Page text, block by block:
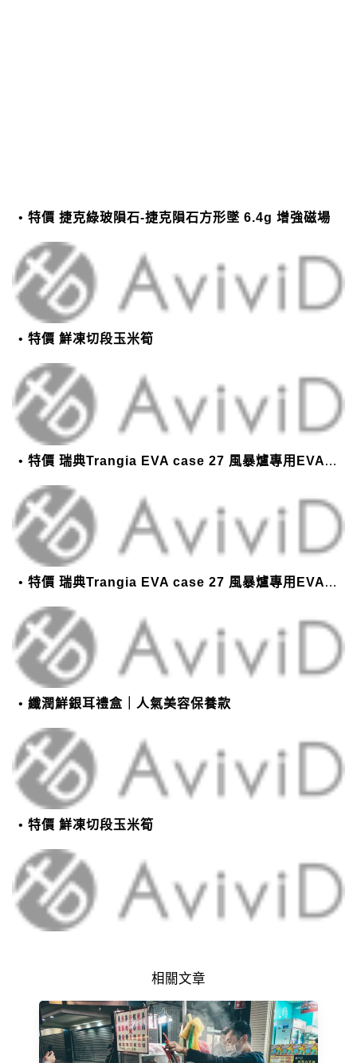
特價 捷克綠玻隕石-捷克隕石方形墜 6.4g 增強磁場
特價 鮮凍切段玉米筍
特價 瑞典Trangia EVA case 27 風暴爐專用EVA 防護外盒(小)-黑
特價 瑞典Trangia EVA case 27 風暴爐專用EVA 防護外盒(小)-黑
纖潤鮮銀耳禮盒｜人氣美容保養款
特價 鮮凍切段玉米筍
相關文章